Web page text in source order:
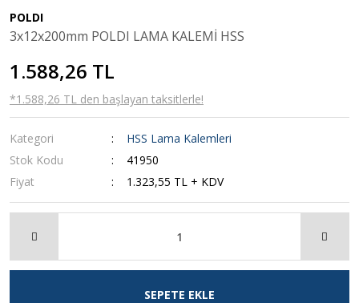
POLDI
3x12x200mm POLDI LAMA KALEMİ HSS
1.588,26 TL
*1.588,26 TL den başlayan taksitlerle!
Kategori
HSS Lama Kalemleri
Stok Kodu
41950
Fiyat
1.323,55 TL + KDV
SEPETE EKLE